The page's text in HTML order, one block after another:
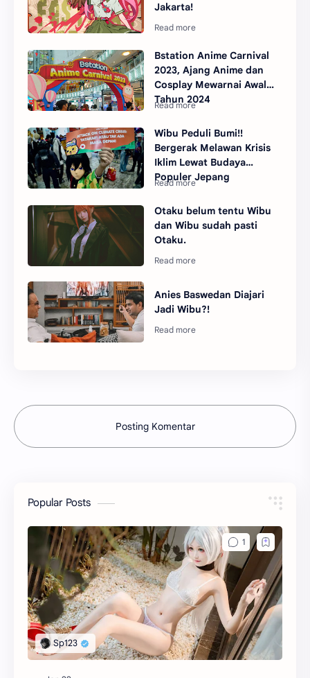
Jakarta!
Bstation Anime Carnival
2023, Ajang Anime dan
Cosplay Mewarnai Awal
Tahun 2024
Wibu Peduli Bumi!!
Bergerak Melawan Krisis
Iklim Lewat Budaya
Populer Jepang
Otaku belum tentu Wibu
dan Wibu sudah pasti
Otaku.
Anies Baswedan Diajari
Jadi Wibu?!
Posting Komentar
Popular Posts